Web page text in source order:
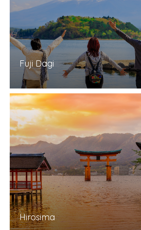
Fuji Dagi
Hirosima